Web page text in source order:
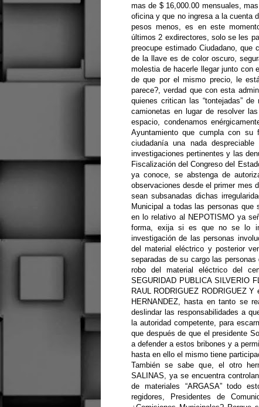
mas de $ 16,000.00 mensuales,
oficina y que no ingresa a la cuenta
pesos menos, es en este
últimos 2 exdirectores, solo se les
preocupe estimado Ciudadano,
de la llave es de color oscuro,
molestia de hacerle llegar junto con
de que por el mismo precio, le
parece?, verdad que con esta
quienes critican las “tontejadas”
camionetas en lugar de resolver
espacio, condenamos
Ayuntamiento que cumpla con
ciudadanía una nada
investigaciones pertinentes y las
Fiscalización del Congreso del
ya conoce, se abstenga de
observaciones desde el primer mes
sean subsanadas dichas
Municipal a todas las personas
en lo relativo al NEPOTISMO ya
forma, exija si es que no se lo
investigación de las personas
del material eléctrico y posterior
separadas de su cargo las
robo del material eléctrico del
SEGURIDAD PUBLICA SILVERIO
RAUL RODRIGUEZ RODRIGUEZ
HERNANDEZ, hasta en tanto se
deslindar las responsabilidades a
la autoridad competente, para
que después de que el presidente
a defender a estos bribones y a
hasta en ello el mismo tiene
También se sabe que, el otro
SALINAS, ya se encuentra
de materiales “ARGASA” todo
regidores, Presidentes de